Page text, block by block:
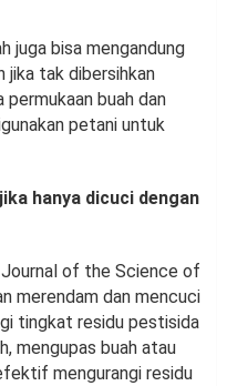
juga bisa mengandung
jika tak dibersihkan
buah dan
petani untuk
hanya dicuci dengan
of the Science of
merendam dan mencuci
tingkat residu pestisida
mengupas buah atau
mengurangi residu